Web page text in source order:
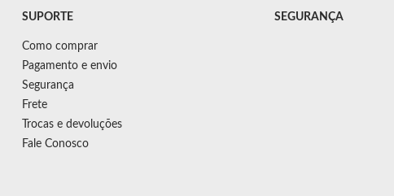
SUPORTE
Como comprar
Pagamento e envio
Segurança
Frete
Trocas e devoluções
Fale Conosco
SEGURANÇA